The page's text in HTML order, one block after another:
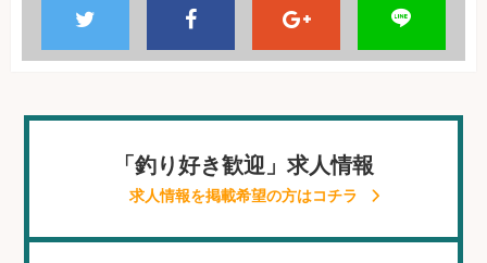
「釣り好き歓迎」求人情報
求人情報を掲載希望の方はコチラ